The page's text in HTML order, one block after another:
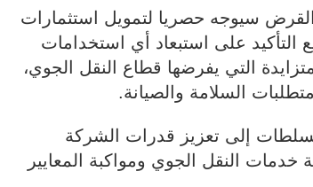
سيوجه حصريا لتمويل استثمارات
على استبعاد أي استخدامات
التي يفرضها قطاع النقل الجوي،
السلامة والصيانة.
إلى تعزيز قدرات الشركة
خدمات النقل الجوي ومواكبة المعايير